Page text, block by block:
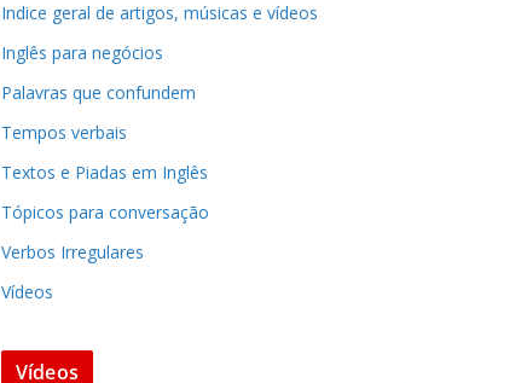
Indice geral de artigos, músicas e vídeos
Inglês para negócios
Palavras que confundem
Tempos verbais
Textos e Piadas em Inglês
Tópicos para conversação
Verbos Irregulares
Vídeos
Vídeos